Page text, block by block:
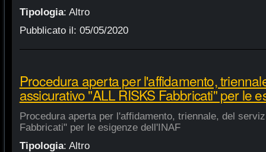
Tipologia: Altro
Pubblicato il: 05/05/2020
Procedura aperta per l'affidamento,
assicurativo "ALL RISKS Fabbricati" per le
Procedura aperta per l'affidamento, triennale, del
Fabbricati" per le esigenze dell'INAF
Tipologia: Altro